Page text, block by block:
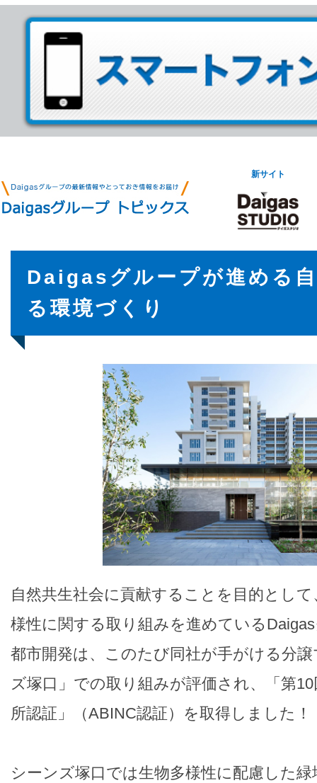
新サイト
Daigasグループが進める
る環境づくり
自然共生社会に貢献することを目的とし
様性に関する取り組みを進めている
都市開発は、このたび同社が手がける分
ズ塚口」での取り組みが評価され、「第
所認証」（ABINC認証）を取得しました！
シーンズ塚口では生物多様性に配慮した